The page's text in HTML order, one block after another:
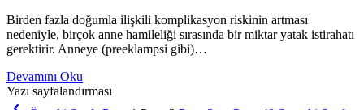
Birden fazla doğumla ilişkili komplikasyon riskinin artması
nedeniyle, birçok anne hamileliği sırasında bir miktar yatak istirahatı
gerektirir. Anneye (preeklampsi gibi)…
Devamını Oku
Yazı sayfalandırması